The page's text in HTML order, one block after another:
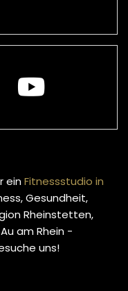
einFitnessstudio in
Gesundheit,
Rheinstetten,
am Rhein -
uns!